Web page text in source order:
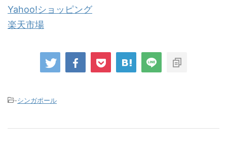
Yahoo!ショッピング
楽天市場
-シンガポール